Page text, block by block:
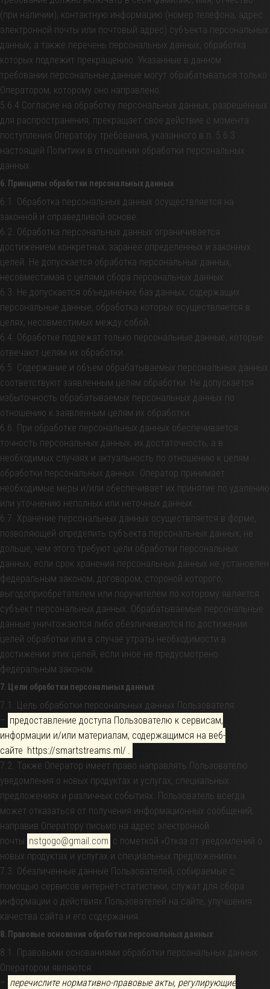
(при наличии), контактную информацию (номер телефона, адрес
электронной почты или почтовый адрес) субъекта персональных
данных, а также перечень персональных данных, обработка
которых подлежит прекращению. Указанные в данном
требовании персональные данные могут обрабатываться только
Оператором, которому оно направлено.
5.6.4 Согласие на обработку персональных данных, разрешенных
для распространения, прекращает свое действие с момента
поступления Оператору требования, указанного в п. 5.6.3
настоящей Политики в отношении обработки персональных
данных.
6. Принципы обработки персональных данных
6.1. Обработка персональных данных осуществляется на
законной и справедливой основе.
6.2. Обработка персональных данных ограничивается
достижением конкретных, заранее определенных и законных
целей. Не допускается обработка персональных данных,
несовместимая с целями сбора персональных данных.
6.3. Не допускается объединение баз данных, содержащих
персональные данные, обработка которых осуществляется в
целях, несовместимых между собой.
6.4. Обработке подлежат только персональные данные, которые
отвечают целям их обработки.
6.5. Содержание и объем обрабатываемых персональных данных
соответствуют заявленным целям обработки. Не допускается
избыточность обрабатываемых персональных данных по
отношению к заявленным целям их обработки.
6.6. При обработке персональных данных обеспечивается
точность персональных данных, их достаточность, а в
необходимых случаях и актуальность по отношению к целям
обработки персональных данных. Оператор принимает
необходимые меры и/или обеспечивает их принятие по удалению
или уточнению неполных или неточных данных.
6.7. Хранение персональных данных осуществляется в форме,
позволяющей определить субъекта персональных данных, не
дольше, чем этого требуют цели обработки персональных
данных, если срок хранения персональных данных не установлен
федеральным законом, договором, стороной которого,
выгодоприобретателем или поручителем по которому является
субъект персональных данных. Обрабатываемые персональные
данные уничтожаются либо обезличиваются по достижении
целей обработки или в случае утраты необходимости в
достижении этих целей, если иное не предусмотрено
федеральным законом.
7. Цели обработки персональных данных
7.1. Цель обработки персональных данных Пользователя:
– предоставление доступа Пользователю к сервисам,
информации и/или материалам, содержащимся на веб-
сайте https://smartstreams.ml/ .
7.2. Также Оператор имеет право направлять Пользователю
уведомления о новых продуктах и услугах, специальных
предложениях и различных событиях. Пользователь всегда
может отказаться от получения информационных сообщений,
направив Оператору письмо на адрес электронной
почты nstgogo@gmail.com с пометкой «Отказ от уведомлений о
новых продуктах и услугах и специальных предложениях».
7.3. Обезличенные данные Пользователей, собираемые с
помощью сервисов интернет-статистики, служат для сбора
информации о действиях Пользователей на сайте, улучшения
качества сайта и его содержания.
8. Правовые основания обработки персональных данных
8.1. Правовыми основаниями обработки персональных данных
Оператором являются:
– перечислите нормативно-правовые акты, регулирующие